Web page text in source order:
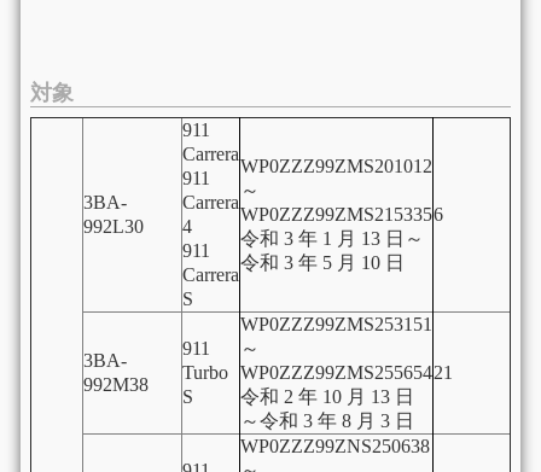
対象
3BA-
992L30
911
Carrera
911
Carrera
4
911
Carrera
S
WP0ZZZ99ZMS201012
～
WP0ZZZ99ZMS215335
令和 3 年 1 月 13 日～
令和 3 年 5 月 10 日
6
3BA-
992M38
911
Turbo
S
WP0ZZZ99ZMS253151
～
WP0ZZZ99ZMS255654
令和 2 年 10 月 13 日
～令和 3 年 8 月 3 日
21
WP0ZZZ99ZNS250638